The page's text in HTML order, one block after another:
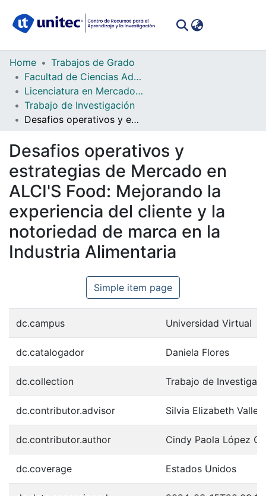
Communities
Collections
All of DSpace
Statistics
Home
Trabajos de Grado
Facultad de Ciencias Administrativas y Sociales
Licenciatura en Mercadotecnia
Trabajo de Investigación
Desafios operativos y estrategias de Mercado en ALCI'S Food: Mejorando la experiencia del cliente y la notoriedad de marca en la Industria Alimentaria
Desafios operativos y
estrategias de Mercado en
ALCI'S Food: Mejorando la
experiencia del cliente y la
notoriedad de marca en la
Industria Alimentaria
Simple item page
dc.campus Universidad Virtual
dc.catalogador Daniela Flores
dc.collection Trabajo de
dc.contributor.advisor Silvia Elizabeth
dc.contributor.author Cindy Paola López
dc.coverage Estados Unidos